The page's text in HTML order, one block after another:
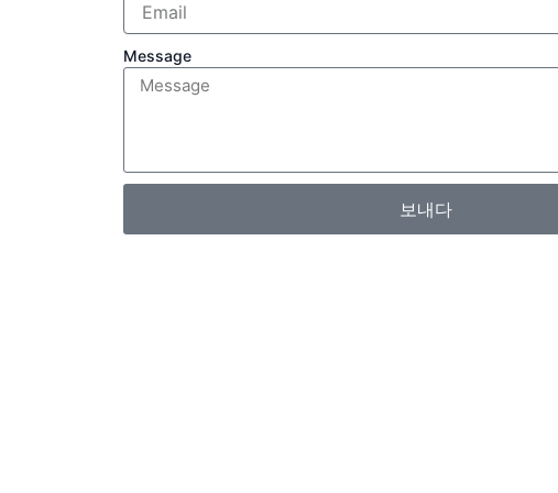
Message
보내다